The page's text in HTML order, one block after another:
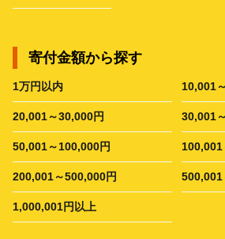
寄付金額から探す
1万円以内 10,001
20,001～30,000円 30,001
50,001～100,000円 100,001
200,001～500,000円 500,001
1,000,001円以上